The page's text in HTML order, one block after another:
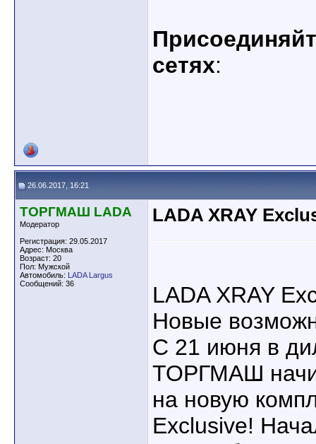
сетях:
26.06.2017, 16:21
ТОРГМАШ LADA
Модератор
Регистрация: 29.05.2017
Адрес: Москва
Возраст: 20
Пол: Мужской
Автомобиль: LADA Largus
Сообщений: 36
LADA XRAY
LADA XRAY
Новые
С 21 июня в
ТОРГМАШ
на новую
Exclusive!